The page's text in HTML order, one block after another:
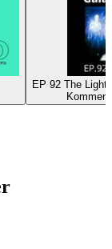
EP 92 The Light